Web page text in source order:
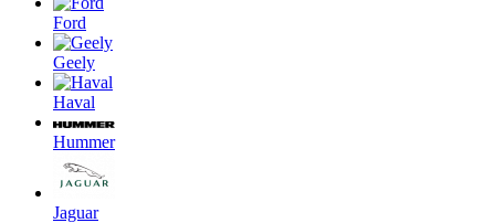
Ford
Geely
Haval
Hummer
Jaguar